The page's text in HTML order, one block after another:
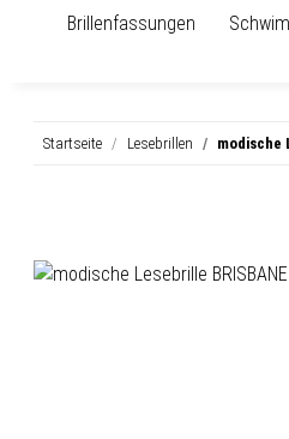
Brillenfassungen
Startseite Lesebrillen modische